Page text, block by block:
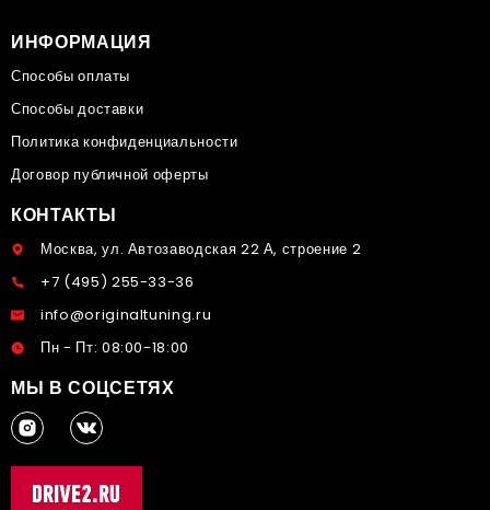
ИНФОРМАЦИЯ
Способы оплаты
Способы доставки
Политика конфиденциальности
Договор публичной оферты
КОНТАКТЫ
Москва, ул. Автозаводская 22 А, строение 2
+7 (495) 255-33-36
info@originaltuning.ru
Пн - Пт: 08:00-18:00
МЫ В СОЦСЕТЯХ